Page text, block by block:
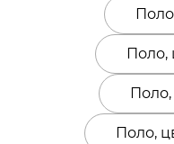
Поло,
Поло,